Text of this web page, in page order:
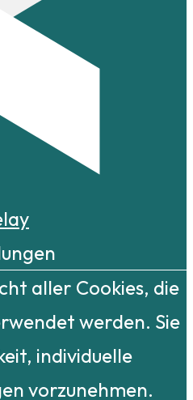
aller Cookies, die
werden. Sie
individuelle
vorzunehmen.